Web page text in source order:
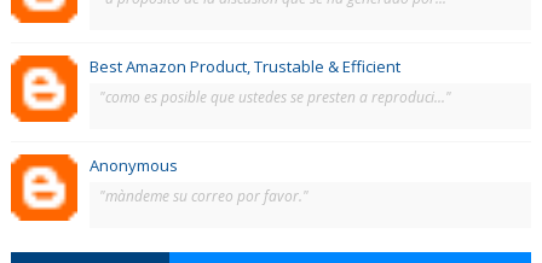
Best Amazon Product, Trustable & Efficient
"como es posible que ustedes se presten a reproduci..."
Anonymous
"màndeme su correo por favor."